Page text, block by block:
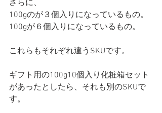
さらに、
100gのが３個入りになっているもの。
100gが６個入りになっているもの。
これらもそれぞれ違うSKUです。
ギフト用の100g10個入り化粧箱セット
があったとしたら、それも別のSKUで
す。